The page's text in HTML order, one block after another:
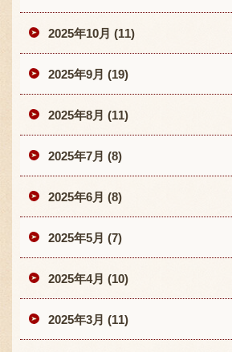
2025年10月 (11)
2025年9月 (19)
2025年8月 (11)
2025年7月 (8)
2025年6月 (8)
2025年5月 (7)
2025年4月 (10)
2025年3月 (11)